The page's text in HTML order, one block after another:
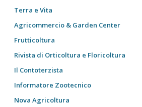
Terra e Vita
Agricommercio & Garden Center
Frutticoltura
Rivista di Orticoltura e Floricoltura
Il Contoterzista
Informatore Zootecnico
Nova Agricoltura